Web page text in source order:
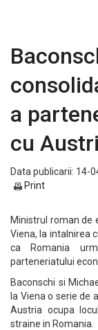
a
cu
Data publicarii: 14-
Print
Ministrul roman de
Viena, la intalnirea
ca Romania
parteneriatului
Baconschi si
la Viena o serie de
Austria ocupa
straine in Romania.